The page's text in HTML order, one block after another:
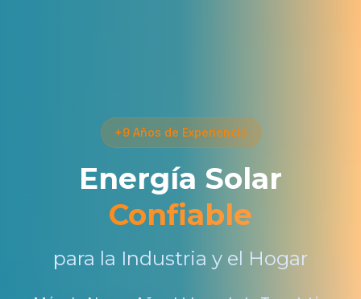
+9 Años de Experiencia
Energía Solar
Confiable
para la Industria y el Hogar